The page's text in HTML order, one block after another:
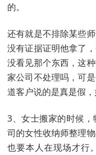
的。
还有就是不排除某些
没有证据证明他拿了
没看见那个东西，这
家公司不处理吗，可
道客户说的是真是假
3、女士搬家的时候
司的女性收纳师整理
也要本人在现场才行